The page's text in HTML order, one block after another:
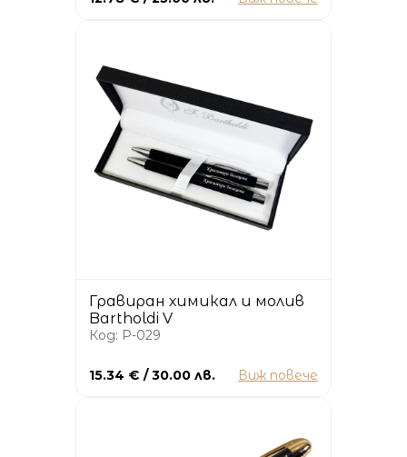
Гравиран химикал и молив
Bartholdi V
Код: P-029
15.34 € / 30.00 лв. Виж повече